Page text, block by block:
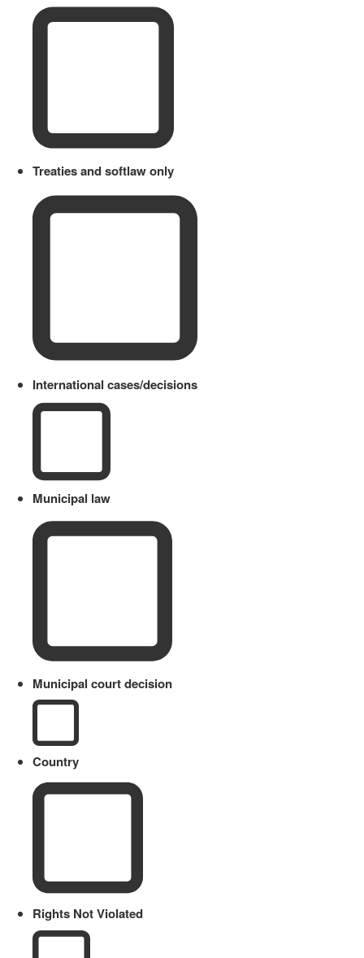
Treaties and softlaw only
International cases/decisions
Municipal law
Municipal court decision
Country
Rights Not Violated